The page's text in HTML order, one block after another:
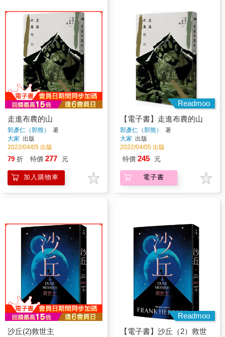
走進布農的山
郭彥仁（郭熊）
著
大家 出版
2022/04/05 出版
79 折 特價 277 元
加入購物車
Readmoo
【電子書】走進布農的山
郭彥仁（郭熊）
著
大家 出版
2022/04/05 出版
特價 245 元
電子書
沙丘(2)救世主
Readmoo
【電子書】沙丘（2）救世